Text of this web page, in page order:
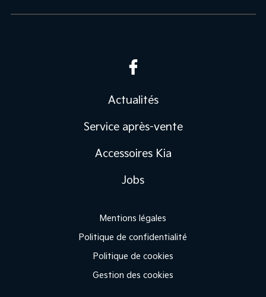
Actualités
Service après-vente
Accessoires Kia
Jobs
Mentions légales
Politique de confidentialité
Politique de cookies
Gestion des cookies